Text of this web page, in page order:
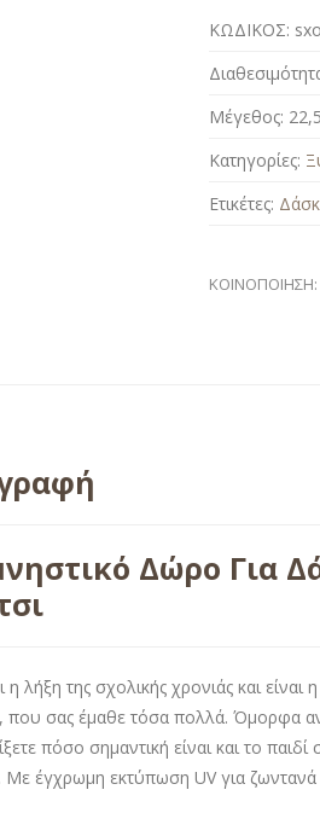
ΚΩΔΙΚΟΣ:
Μέγεθος:
Κατηγορίες:
Ετικέτες:
ΚΟΙΝΟΠΟΊΗΣΗ:
Δώρο Για
η λήξη της σχολικής χρονιάς και
που σας έμαθε τόσα πολλά. Όμορφα
πόσο σημαντική είναι και το παιδί
. Με έγχρωμη εκτύπωση UV για ζωντανά